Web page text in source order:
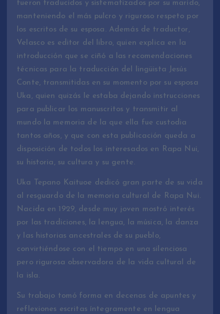
fueron traducidos y sistematizados por su marido,
manteniendo el más pulcro y riguroso respeto por
los escritos de su esposa. Además de traductor,
Velasco es editor del libro, quien explica en la
introducción que se ciñó a las recomendaciones
técnicas para la traducción del lingüista Jesús
Conte, transmitidas en su momento por su esposa
Uka, quien quizás le estaba dejando instrucciones
para publicar los manuscritos y transmitir al
mundo la memoria de la que ella fue custodia
tantos años, y que con esta publicación queda a
disposición de todos los interesados en Rapa Nui,
su historia, su cultura y su gente.
Uka Tepano Kaituoe dedicó gran parte de su vida
al resguardo de la memoria cultural de Rapa Nui.
Nacida en 1929, desde muy joven mostró interés
por las tradiciones, la lengua, la música, la danza
y las historias ancestrales de su pueblo,
convirtiéndose con el tiempo en una silenciosa
pero rigurosa observadora de la vida cultural de
la isla.
Su trabajo tomó forma en decenas de apuntes y
reflexiones escritas íntegramente en lengua